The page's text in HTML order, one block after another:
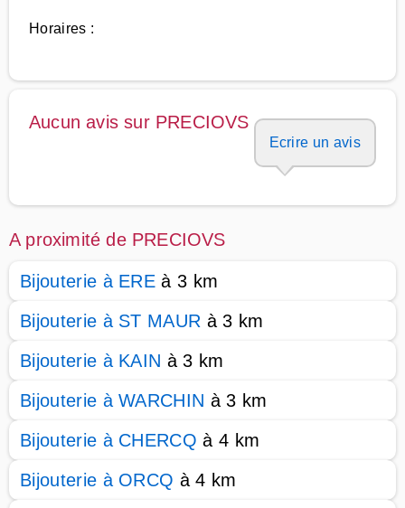
Horaires :
Aucun avis sur PRECIOVS
Ecrire un avis
A proximité de PRECIOVS
Bijouterie à ERE à 3 km
Bijouterie à ST MAUR à 3 km
Bijouterie à KAIN à 3 km
Bijouterie à WARCHIN à 3 km
Bijouterie à CHERCQ à 4 km
Bijouterie à ORCQ à 4 km